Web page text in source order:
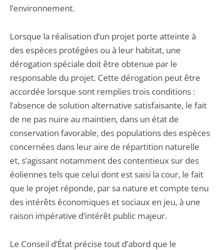
l’environnement.
Lorsque la réalisation d’un projet porte atteinte à
des espèces protégées ou à leur habitat, une
dérogation spéciale doit être obtenue par le
responsable du projet. Cette dérogation peut être
accordée lorsque sont remplies trois conditions :
l’absence de solution alternative satisfaisante, le fait
de ne pas nuire au maintien, dans un état de
conservation favorable, des populations des espèces
concernées dans leur aire de répartition naturelle
et, s’agissant notamment des contentieux sur des
éoliennes tels que celui dont est saisi la cour, le fait
que le projet réponde, par sa nature et compte tenu
des intérêts économiques et sociaux en jeu, à une
raison impérative d’intérêt public majeur.
Le Conseil d’État précise tout d’abord que le